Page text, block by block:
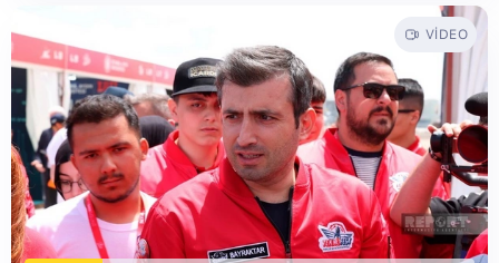
VIDEO